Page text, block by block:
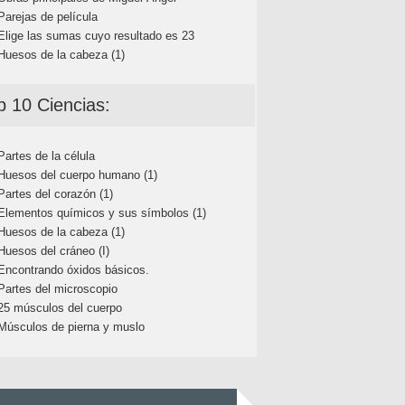
de película
las sumas cuyo resultado es 23
de la cabeza (1)
10 Ciencias:
de la célula
del cuerpo humano (1)
del corazón (1)
químicos y sus símbolos (1)
de la cabeza (1)
del cráneo (I)
óxidos básicos.
del microscopio
músculos del cuerpo
de pierna y muslo